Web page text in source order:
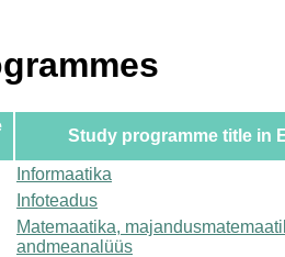
Study programme title in
Informaatika
Infoteadus
Matemaatika,
andmeanalüüs